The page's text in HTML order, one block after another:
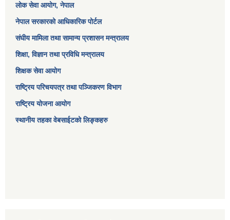
लोक सेवा आयोग, नेपाल
नेपाल सरकारको आधिकारिक पोर्टल
संघीय मामिला तथा सामान्य प्रशासन मन्त्रालय
शिक्षा, विज्ञान तथा प्रविधि मन्त्रालय
शिक्षक सेवा आयोग
राष्ट्रिय परिचयपत्र तथा पञ्जिकरण विभाग
राष्ट्रिय योजना आयोग
स्थानीय तहका वेबसाईटको लिङ्कहरु